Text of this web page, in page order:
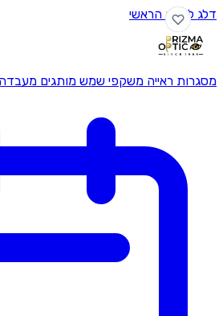
מעבדה מתקדמתיצירת קשר